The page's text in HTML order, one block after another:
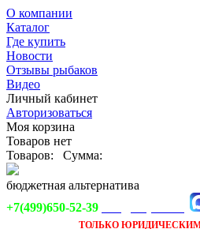
О компании
Каталог
Где купить
Новости
Отзывы рыбаков
Видео
Личный кабинет
Авторизоваться
Моя корзина
Товаров нет
Товаров:
Сумма:
бюджетная альтернатива
+7(499)650-52-39
ТОЛЬКО